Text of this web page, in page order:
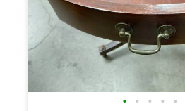
• • • • •